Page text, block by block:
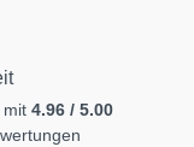
mit 4.96 / 5.00